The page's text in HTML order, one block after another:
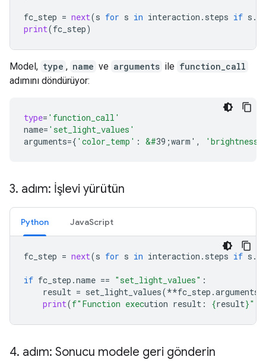
fc_step = next(s for s in interaction . steps if s .
print(fc_step)
Model, type , name ve arguments ile function_call
adımını döndürüyor:
type= 'function_call'
name= 'set_light_values'
arguments={ 'color_temp' : &#39;warm' , 'brightness'
3. adım: İşlevi yürütün
Python JavaScript
fc_step = next(s for s in interaction . steps if s .
if fc_step .name == "set_light_values" :
result = set_light_values(**fc_step .arguments
print(f"Function execution result: {result}"
4. adım: Sonucu modele geri gönderin